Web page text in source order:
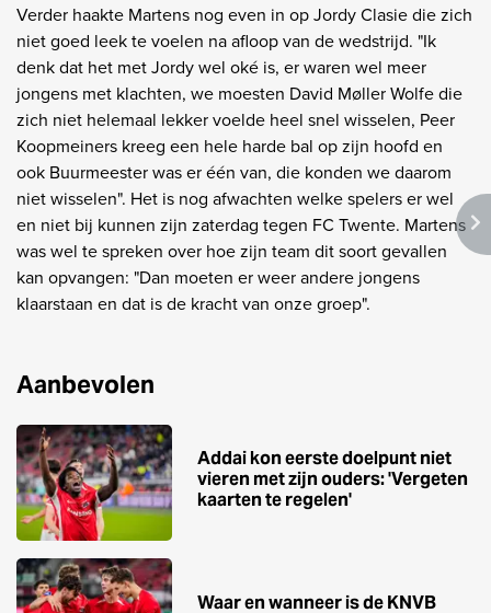
Verder haakte Martens nog even in op Jordy Clasie die zich
niet goed leek te voelen na afloop van de wedstrijd. "Ik
denk dat het met Jordy wel oké is, er waren wel meer
jongens met klachten, we moesten David Møller Wolfe die
zich niet helemaal lekker voelde heel snel wisselen, Peer
Koopmeiners kreeg een hele harde bal op zijn hoofd en
ook Buurmeester was er één van, die konden we daarom
niet wisselen". Het is nog afwachten welke spelers er wel
en niet bij kunnen zijn zaterdag tegen FC Twente. Martens
was wel te spreken over hoe zijn team dit soort gevallen
kan opvangen: "Dan moeten er weer andere jongens
klaarstaan en dat is de kracht van onze groep".
Aanbevolen
Addai kon eerste doelpunt niet
vieren met zijn ouders: 'Vergeten
kaarten te regelen'
Waar en wanneer is de KNVB